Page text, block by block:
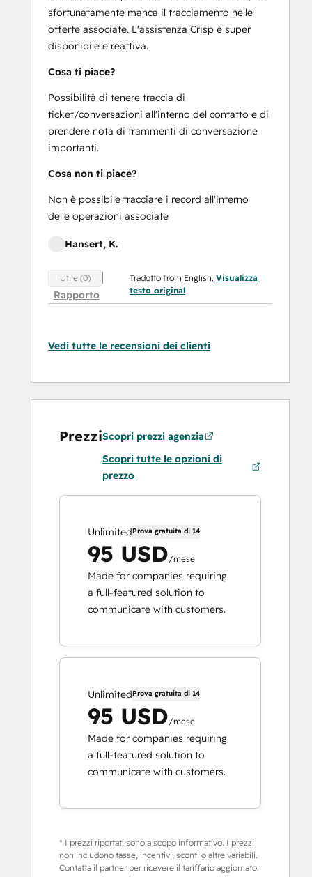
sfortunatamente manca il tracciamento nelle
offerte associate. L'assistenza Crisp è super
disponibile e reattiva.
Cosa ti piace?
Possibilità di tenere traccia di
ticket/conversazioni all'interno del contatto e di
prendere nota di frammenti di conversazione
importanti.
Cosa non ti piace?
Non è possibile tracciare i record all'interno
delle operazioni associate
Hansert, K.
Utile (0)
Rapporto
Tradotto from English.Visualizza
testo original
Vedi tutte le recensioni dei clienti
PrezziScopri prezzi agenzia
Scopri tutte le opzioni di
prezzo
UnlimitedProva gratuita di 14
95 USD/mese
Made for companies requiring
a full-featured solution to
communicate with customers.
UnlimitedProva gratuita di 14
95 USD/mese
Made for companies requiring
a full-featured solution to
communicate with customers.
* I prezzi riportati sono a scopo informativo. I prezzi
non includono tasse, incentivi, sconti o altre variabili.
Contatta il partner per ricevere il tariffario aggiornato.